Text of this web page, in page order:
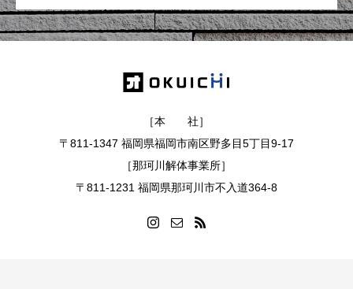
［本 社］
〒811-1347 福岡県福岡市南区野多目5丁目9-17
［那珂川解体事業所］
〒811-1231 福岡県那珂川市不入道364-8